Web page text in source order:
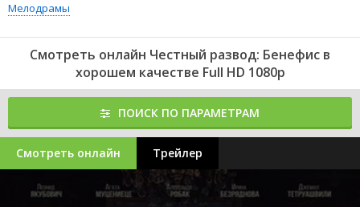
Мелодрамы
Смотреть онлайн Честный развод: Бенефис в
хорошем качестве Full HD 1080p
ПОИСК ПО ПАРАМЕТРАМ
Смотреть онлайн Трейлер